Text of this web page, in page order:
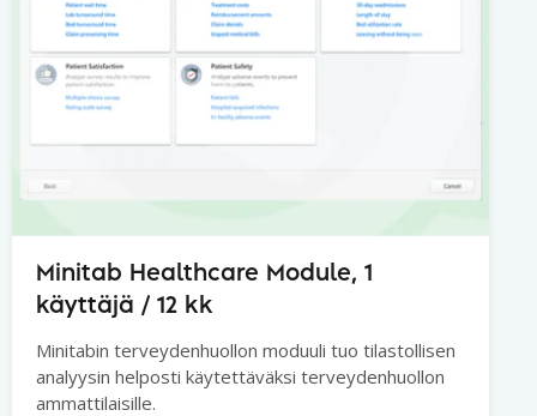
Minitab Healthcare Module, 1
käyttäjä / 12 kk
Minitabin terveydenhuollon moduuli tuo tilastollisen
analyysin helposti käytettäväksi terveydenhuollon
ammattilaisille.